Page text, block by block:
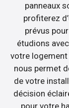
panneaux
profiterez
prévus
étudions
votre logement
nous permet
de votre
décision